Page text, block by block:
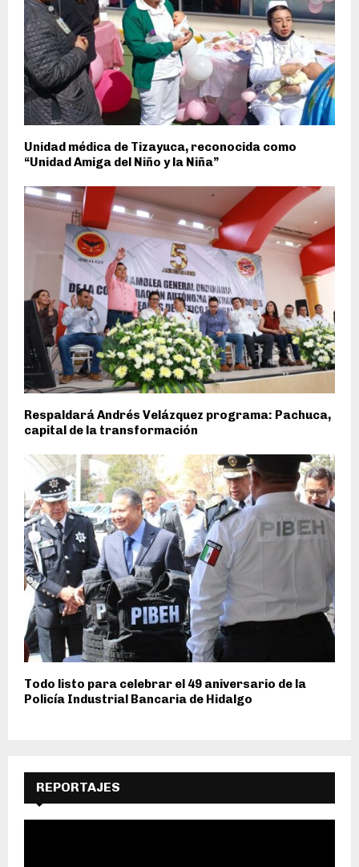
Unidad médica de Tizayuca, reconocida como
“Unidad Amiga del Niño y la Niña”
Respaldará Andrés Velázquez programa: Pachuca,
capital de la transformación
Todo listo para celebrar el 49 aniversario de la
Policía Industrial Bancaria de Hidalgo
REPORTAJES